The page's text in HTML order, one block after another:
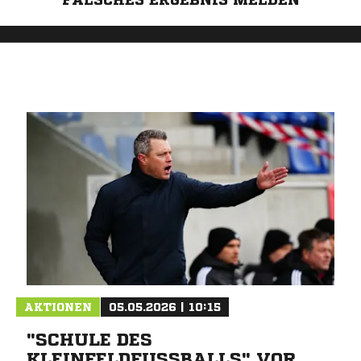
AKTIONEN 05.05.2026 | 10:15
"SCHULE DES